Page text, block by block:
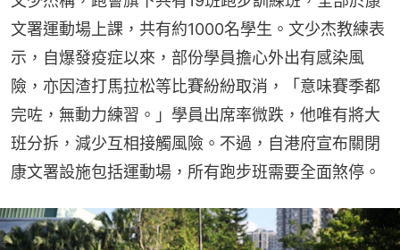
文署運動場上課，共有約1000名學生。文少杰教練表
示，自爆發疫症以來，部份學員擔心外出有感染風
險，亦因渣打馬拉松等比賽紛紛取消，「意味賽季都
完咗，無動力練習。」學員出席率微跌，他唯有將大
班分拆，減少互相接觸風險。不過，自港府宣布關閉
康文署設施包括運動場，所有跑步班需要全面煞停。